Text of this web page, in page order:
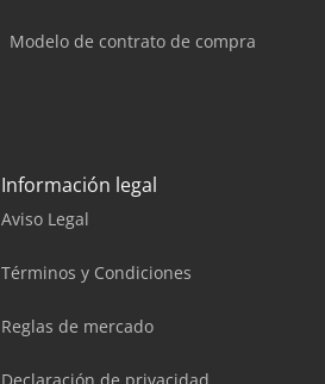
Modelo de contrato de compra
Información legal
Aviso Legal
Términos y Condiciones
Reglas de mercado